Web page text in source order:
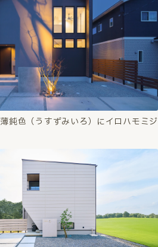
薄鈍色（うすずみいろ）にイロハモミジ